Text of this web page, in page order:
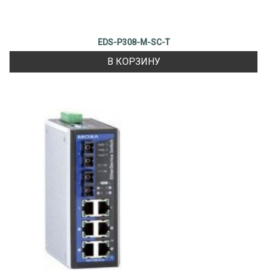
EDS-P308-M-SC-T
В КОРЗИНУ